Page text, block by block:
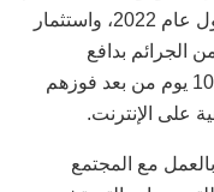
خطة عمل وطنية لمكافحة الكراهية بحلول عام 2022، واستثمار
الجرائم بدافع
الكراهية، وإدخال تشريعات في غضون 100 يوم من بعد فوزهم
على الإنترنت.
مع المجتمع